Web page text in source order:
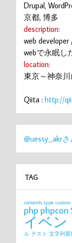
Drupal,
京都, 博多
description:
web
webで永眠し
location:
東京～神奈
Qiita :http://
@uessy_akr
TAG
contents type
php phpcon
イベン
ル テスト 文字列置